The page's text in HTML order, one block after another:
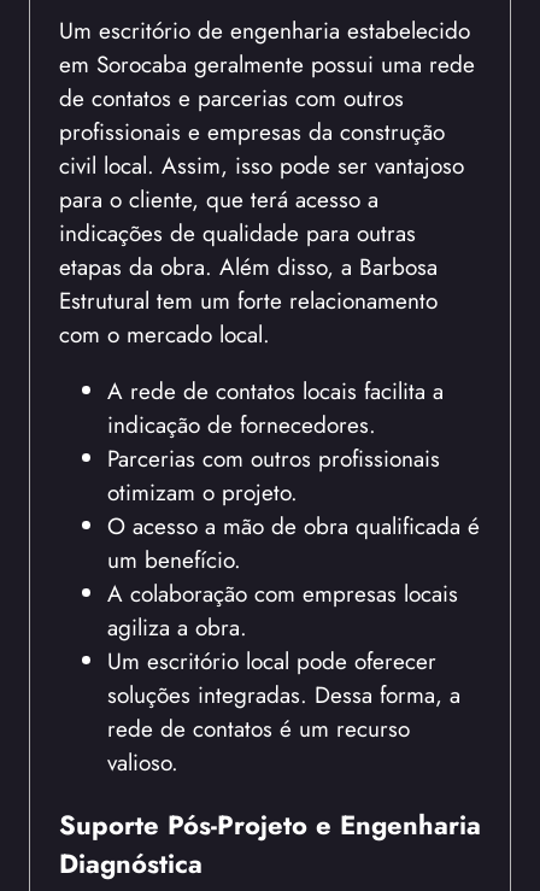
Um escritório de engenharia estabelecido
em Sorocaba geralmente possui uma rede
de contatos e parcerias com outros
profissionais e empresas da construção
civil local. Assim, isso pode ser vantajoso
para o cliente, que terá acesso a
indicações de qualidade para outras
etapas da obra. Além disso, a Barbosa
Estrutural tem um forte relacionamento
com o mercado local.
A rede de contatos locais facilita a
indicação de fornecedores.
Parcerias com outros profissionais
otimizam o projeto.
O acesso a mão de obra qualificada é
um benefício.
A colaboração com empresas locais
agiliza a obra.
Um escritório local pode oferecer
soluções integradas. Dessa forma, a
rede de contatos é um recurso
valioso.
Suporte Pós-Projeto e Engenharia
Diagnóstica